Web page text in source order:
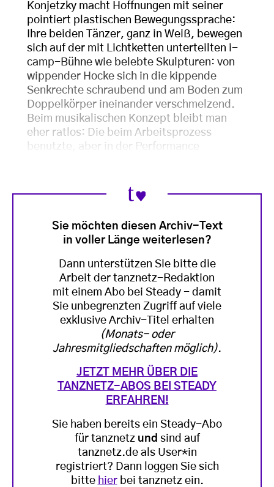
Konjetzky macht Hoffnungen mit seiner
pointiert plastischen Bewegungssprache:
Ihre beiden Tänzer, ganz in Weiß, bewegen
sich auf der mit Lichtketten unterteilten i-
camp-Bühne wie belebte Skulpturen: von
wippender Hocke sich in die kippende
Senkrechte schraubend und am Boden zum
Doppelkörper ineinander verschmelzend.
Beim musikalischen Konzept bleibt man
eher ratlos: Die beim Arbeitsprozess
benutzte, aber in der Performance
Sie möchten diesen Archiv-Text
in voller Länge weiterlesen?
Dann unterstützen Sie bitte die
Arbeit der tanznetz-Redaktion
mit einem Abo bei Steady - damit
Sie unbegrenzten Zugriff auf viele
exklusive Archiv-Titel erhalten
(Monats- oder
Jahresmitgliedschaften möglich).
JETZT MEHR ÜBER DIE
TANZNETZ-ABOS BEI STEADY
ERFAHREN!
Sie haben bereits ein Steady-Abo
für tanznetz und sind auf
tanznetz.de als User*in
registriert? Dann loggen Sie sich
bitte hierbei tanznetz ein.